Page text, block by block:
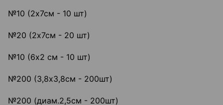
№10 (2х7см - 10 шт)
№20 (2х7см - 20 шт)
№10 (6х2 см - 10 шт)
№200 (3,8х3,8см - 200шт)
№200 (диам.2,5см - 200шт)